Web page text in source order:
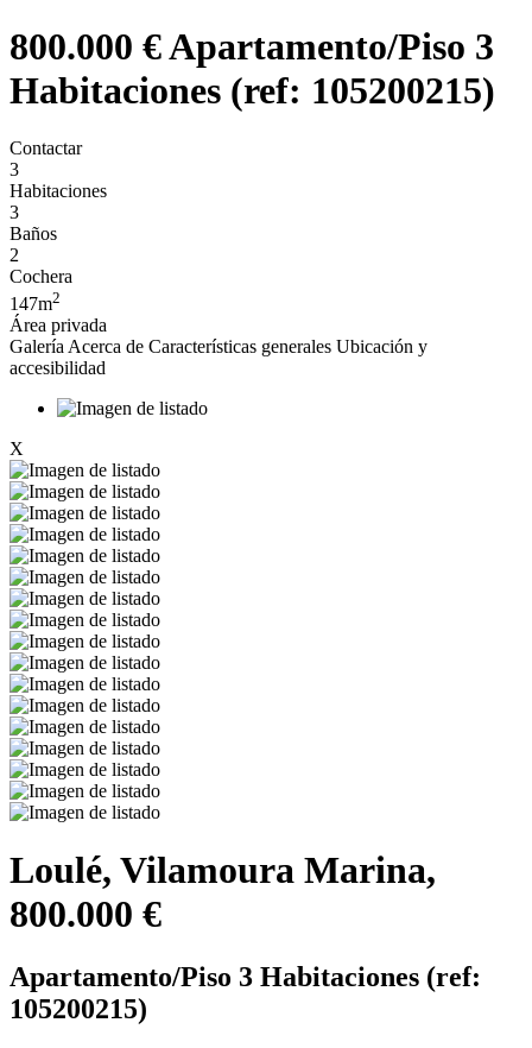
800.000 €Apartamento/Piso 3
Habitaciones (ref: 105200215)
Contactar
3
Habitaciones
3
Baños
2
Cochera
147m2
Área privada
Galería Acerca de Características generales Ubicación y
accesibilidad
X
Loulé, Vilamoura Marina,
800.000 €
Apartamento/Piso 3 Habitaciones (ref:
105200215)